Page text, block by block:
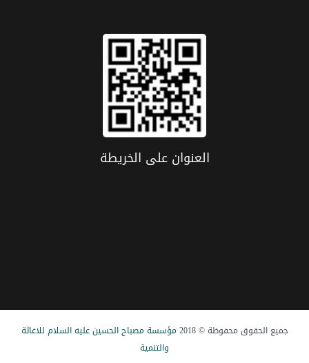
العنوان علی الخریطة
جميع الحقوق محفوظة © 2018
مؤسسة مصباح الحسین علیه السلام للاغاثة
والتنمیة